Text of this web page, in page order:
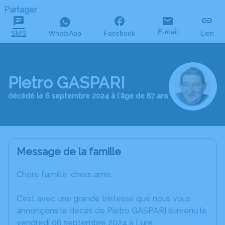
Partager
SMS WhatsApp Facebook E-mail Lien
Pietro GASPARI
décédé le 6 septembre 2024 à l'âge de 87 ans
Message de la famille
Chère famille, chers amis,
C’est avec une grande tristesse que nous vous
annonçons le décès de Pietro GASPARI survenu le
vendredi 06 septembre 2024 à Lure.